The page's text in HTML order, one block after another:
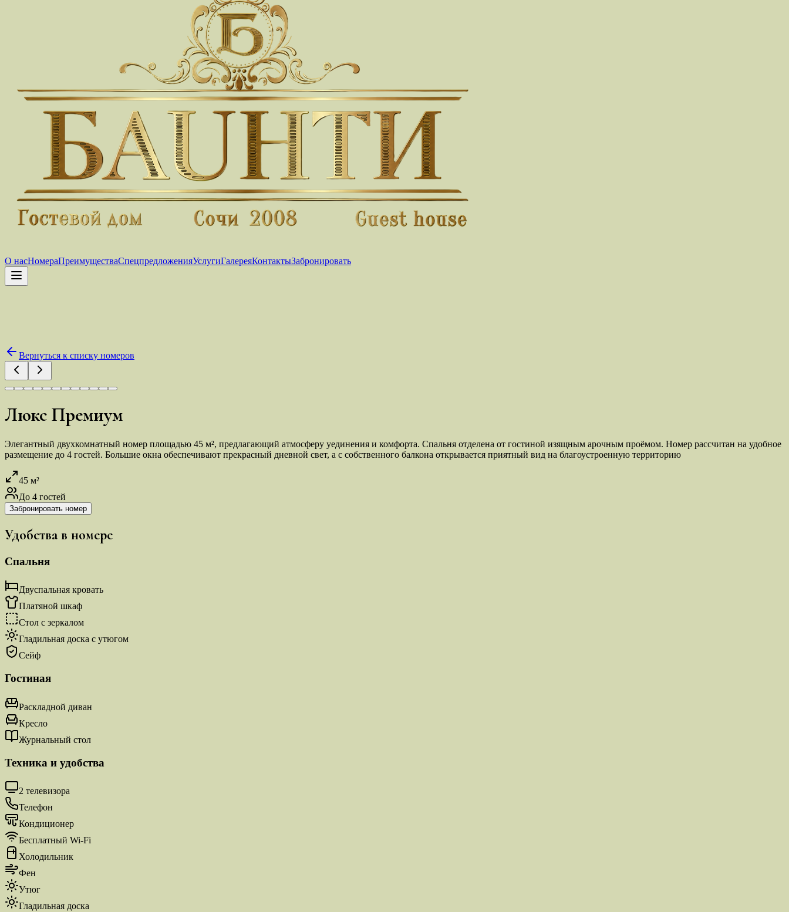
О насНомераПреимуществаСпецпредложенияУслугиГалереяКонтактыЗабронировать
Вернуться к списку номеров
Люкс Премиум
Элегантный двухкомнатный номер площадью 45 м², предлагающий атмосферу уединения и комфорта. Спальня отделена от гостиной изящным арочным проёмом. Номер рассчитан на удобное
размещение до 4 гостей. Большие окна обеспечивают прекрасный дневной свет, а с собственного балкона открывается приятный вид на благоустроенную территорию
45 м²
До 4 гостей
Забронировать номер
Удобства в номере
Спальня
Двуспальная кровать
Платяной шкаф
Стол с зеркалом
Гладильная доска с утюгом
Сейф
Гостиная
Раскладной диван
Кресло
Журнальный стол
Техника и удобства
2 телевизора
Телефон
Кондиционер
Бесплатный Wi-Fi
Холодильник
Фен
Утюг
Гладильная доска